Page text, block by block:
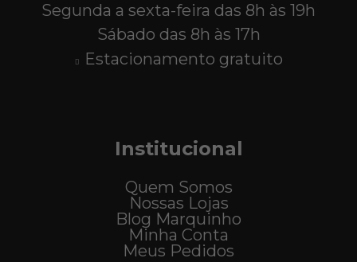
Segunda a sexta-feira das 8h às 19h
Sábado das 8h às 17h
Estacionamento gratuito
Institucional
Quem Somos
Nossas Lojas
Blog Marquinho
Minha Conta
Meus Pedidos